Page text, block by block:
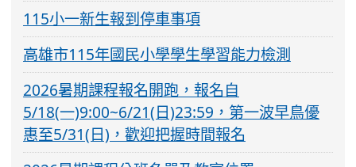
115小一新生報到停車事項
高雄市115年國民小學學生學習能力檢測
2026暑期課程報名開跑，報名自
5/18(一)9:00~6/21(日)23:59，第一波早鳥優
惠至5/31(日)，歡迎把握時間報名